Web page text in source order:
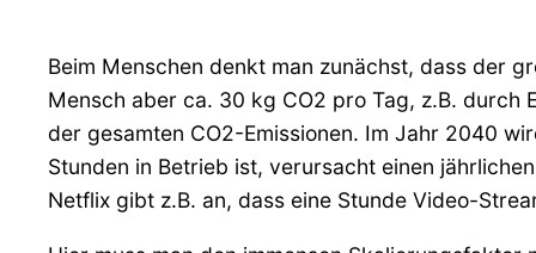
Beim Menschen denkt man zunächst, dass der
Mensch aber ca. 30 kg CO2 pro Tag, z.B. durch
der gesamten CO2-Emissionen. Im Jahr 2040
Stunden in Betrieb ist, verursacht einen
Netflix gibt z.B. an, dass eine Stunde Video-